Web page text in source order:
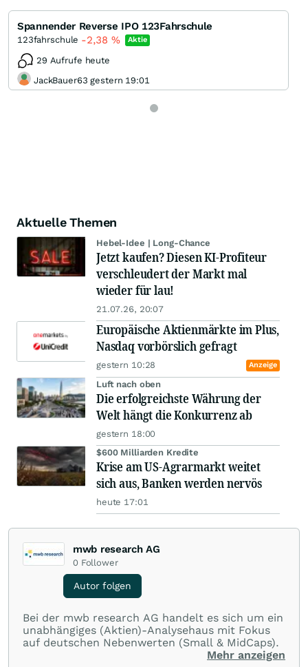
Spannender Reverse IPO 123Fahrschule
123fahrschule -2,38 % Aktie
29 Aufrufe heute
JackBauer63 gestern 19:01
Aktuelle Themen
Hebel-Idee | Long-Chance
Jetzt kaufen? Diesen KI-Profiteur
verschleudert der Markt mal
wieder für lau!
21.07.26, 20:07
Europäische Aktienmärkte im Plus,
Nasdaq vorbörslich gefragt
gestern 10:28 Anzeige
Luft nach oben
Die erfolgreichste Währung der
Welt hängt die Konkurrenz ab
gestern 18:00
$600 Milliarden Kredite
Krise am US-Agrarmarkt weitet
sich aus, Banken werden nervös
heute 17:01
mwb research AG
0 Follower
Autor folgen
Bei der mwb research AG handelt es sich um ein
unabhängiges (Aktien)-Analysehaus mit Fokus
auf deutschen Nebenwerten (Small & MidCaps).
Mehr anzeigen